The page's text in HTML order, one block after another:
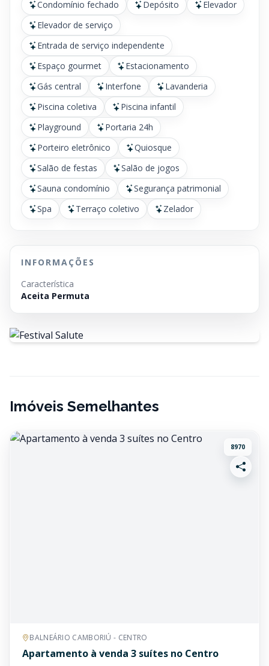
Condomínio fechado Depósito
Elevador
Elevador de serviço
Entrada de serviço independente
Espaço gourmet
Estacionamento
Gás central
Interfone
Lavanderia
Piscina coletiva
Piscina infantil
Playground
Portaria 24h
Porteiro eletrônico
Quiosque
Salão de festas
Salão de jogos
Sauna condomínio
Segurança patrimonial
Spa
Terraço coletivo Zelador
INFORMAÇÕES
Característica
Aceita Permuta
Imóveis Semelhantes
8970
BALNEÁRIO CAMBORIÚ - CENTRO
Apartamento à venda 3 suítes no Centro